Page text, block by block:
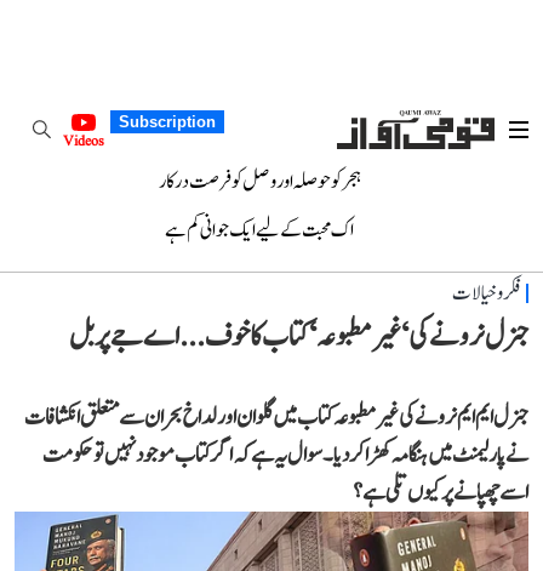
Subscription
Videos
ہجر کو حوصلہ اور وصل کو فرصت درکار
اک محبت کے لیے ایک جوانی کم ہے
فکر و خیالات
جنرل نرونے کی ‘غیر مطبوعہ‘ کتاب کا خوف...اے جے پربل
جنرل ایم ایم نرونے کی غیر مطبوعہ کتاب میں گلوان اور لداخ بحران سے متعلق انکشافات
نے پارلیمنٹ میں ہنگامہ کھڑا کر دیا۔ سوال یہ ہے کہ اگر کتاب موجود نہیں تو حکومت
اسے چھپانے پر کیوں تلی ہے؟